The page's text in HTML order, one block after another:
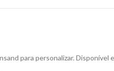
para personalizar. Disponível